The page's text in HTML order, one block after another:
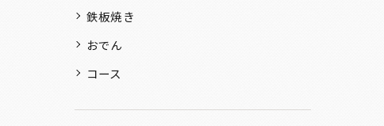
鉄板焼き
おでん
コース